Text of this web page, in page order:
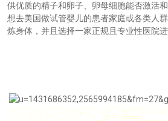
供优质的精子和卵子、卵母细胞能否激活
想去美国做试管婴儿的患者家庭或各类人
炼身体，并且选择一家正规且专业性医院进